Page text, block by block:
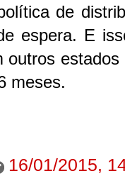
de
espera. E
outros
meses.
16/01/2015,